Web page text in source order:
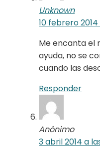
Unknown
10 febrero 2014
Me encanta el
ayuda, no se
cuando las
Responder
Anónimo
3 abril 2014 a